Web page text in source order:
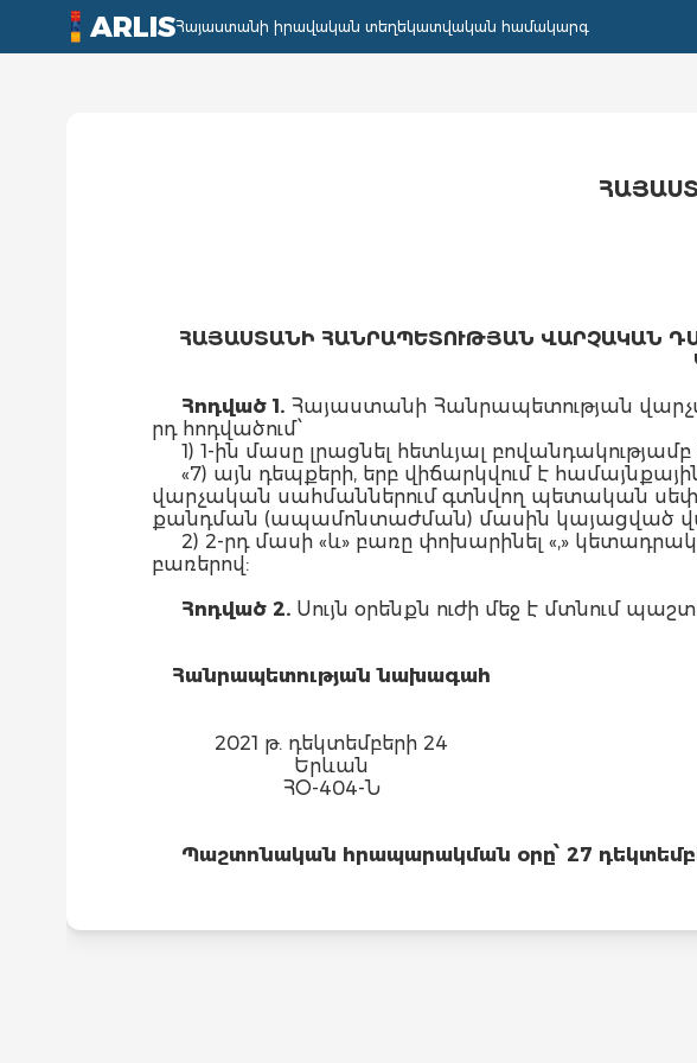
ARLISՀայաստանի իրավական տեղեկատվական համակարգ
ՀԱՅԱՍՏԱՆԻ ՀԱՆՐԱՊԵՏՈՒԹՅԱՆ ՎԱՐՉԱԿԱՆ
Հոդված 1. Հայաստանի Հանրապետության
րդ հոդվածում՝
1) 1-ին մասը լրացնել հետևյալ
«7) այն դեպքերի, երբ վիճարկվում է
վարչական սահմաններում գտնվող պետական
քանդման (ապամոնտաժման) մասին կայացված
2) 2-րդ մասի «և» բառը փոխարինել «,»
բառերով:
Հոդված 2. Սույն օրենքն ուժի մեջ է մտնում
Հանրապետության նախագահ
2021 թ. դեկտեմբերի 24
Երևան
ՀՕ-404-Ն
Պաշտոնական հրապարակման օրը՝ 27